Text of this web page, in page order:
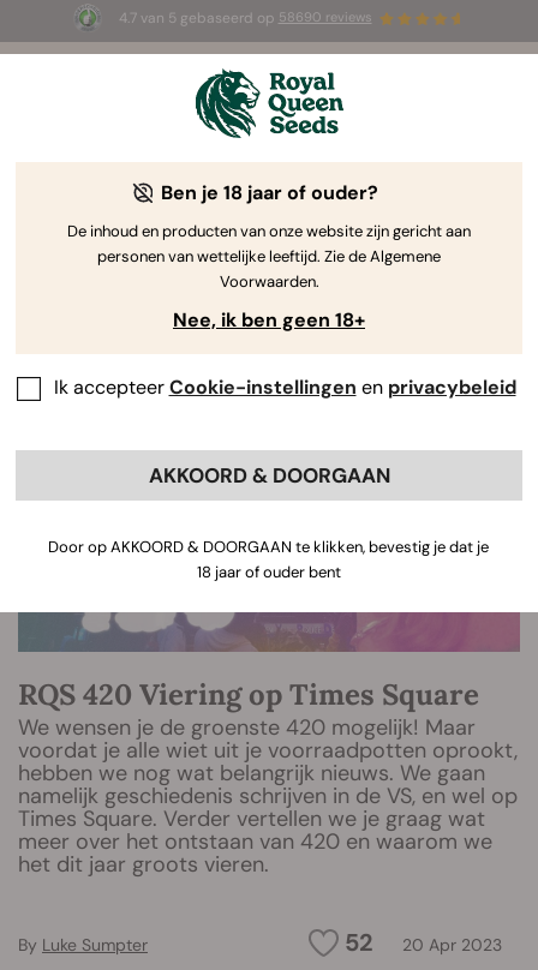
4.7 van 5 gebaseerd op 58690 reviews
3 White Widow Auto zaadjesGRATIS voor de
The RQS Blog
Cannabis Lifestyle Blogs
RQS 420 Viering op Times Square
We wensen je de groenste 420 mogelijk! Maar
voordat je alle wiet uit je voorraadpotten oprookt,
hebben we nog wat belangrijk nieuws. We gaan
namelijk geschiedenis schrijven in de VS, en wel op
Times Square. Verder vertellen we je graag wat
meer over het ontstaan van 420 en waarom we
het dit jaar groots vieren.
52 20 Apr 2023
By Luke Sumpter
Ben je 18 jaar of ouder?
De inhoud en producten van onze website zijn gericht aan
personen van wettelijke leeftijd. Zie de Algemene
Voorwaarden.
Nee, ik ben geen 18+
Ik accepteerCookie-instellingen en privacybeleid
AKKOORD & DOORGAAN
Door op AKKOORD & DOORGAAN te klikken, bevestig je dat je
18 jaar of ouder bent